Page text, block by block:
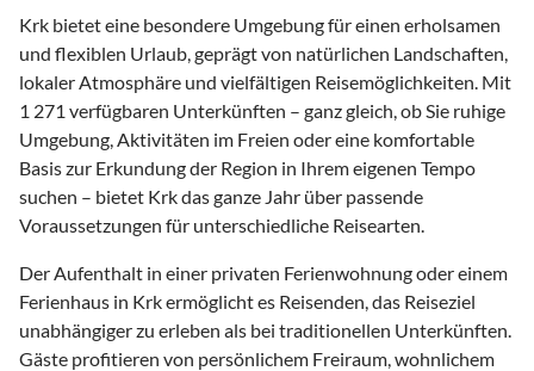
Krk bietet eine besondere Umgebung für einen erholsamen
und flexiblen Urlaub, geprägt von natürlichen Landschaften,
lokaler Atmosphäre und vielfältigen Reisemöglichkeiten. Mit
1 271 verfügbaren Unterkünften – ganz gleich, ob Sie ruhige
Umgebung, Aktivitäten im Freien oder eine komfortable
Basis zur Erkundung der Region in Ihrem eigenen Tempo
suchen – bietet Krk das ganze Jahr über passende
Voraussetzungen für unterschiedliche Reisearten.
Der Aufenthalt in einer privaten Ferienwohnung oder einem
Ferienhaus in Krk ermöglicht es Reisenden, das Reiseziel
unabhängiger zu erleben als bei traditionellen Unterkünften.
Gäste profitieren von persönlichem Freiraum, wohnlichem